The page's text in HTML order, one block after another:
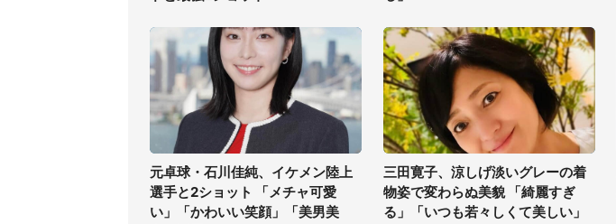
元卓球・石川佳純、イケメン陸上
選手と2ショット 「メチャ可愛
い」「かわいい笑顔」「美男美
三田寛子、涼しげ淡いグレーの着
物姿で変わらぬ美貌 「綺麗すぎ
る」「いつも若々しくて美しい」